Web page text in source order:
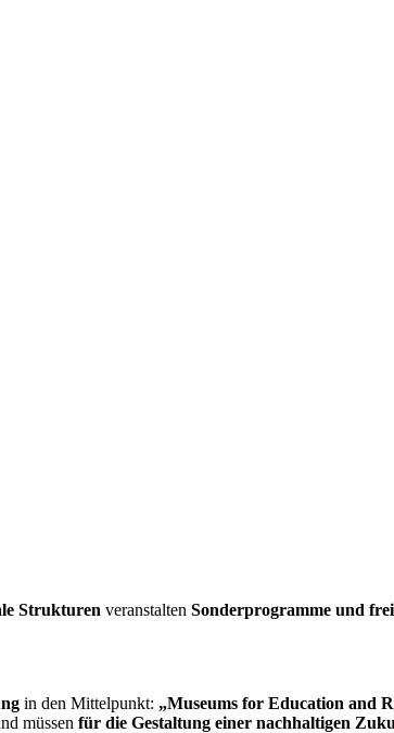
Strukturen veranstalten Sonderprogramme und
in den Mittelpunkt: „Museums for Education and
müssen für die Gestaltung einer nachhaltigen